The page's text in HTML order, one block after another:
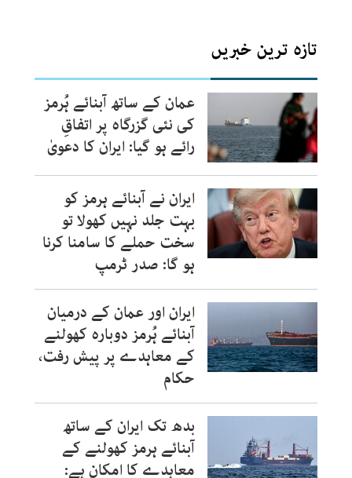
تازہ ترین خبریں
عمان کے ساتھ آبنائے ہُرمز
کی نئی گزرگاہ پر اتفاقِ
رائے ہو گیا: ایران کا دعویٰ
ایران نے آبنائے ہرمز کو
بہت جلد نہیں کھولا تو
سخت حملے کا سامنا کرنا
ہو گا: صدر ٹرمپ
ایران اور عمان کے درمیان
آبنائے ہُرمز دوبارہ کھولنے
کے معاہدے پر پیش رفت،
حکام
بدھ تک ایران کے ساتھ
آبنائے ہرمز کھولنے کے
معاہدے کا امکان ہے: